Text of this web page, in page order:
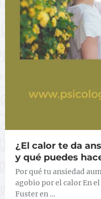
¿El calor te da
y qué puedes
Por qué tu ansiedad
agobio por el calor En
Fuster en …